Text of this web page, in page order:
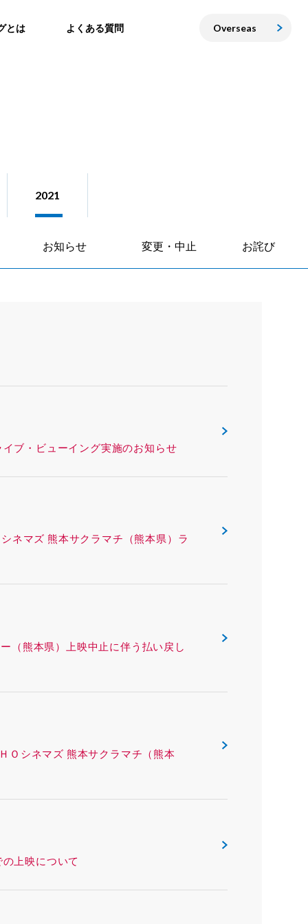
とは よくある質問 Overseas
2021
お知らせ 変更・中止 お詫び
ブ・ビューイング実施のお知らせ
ネマズ 熊本サクラマチ（熊本県）ラ
熊本県）上映中止に伴う払い戻し
シネマズ 熊本サクラマチ（熊本
上映について